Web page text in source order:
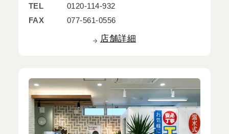
TEL
0120-114-932
FAX
077-561-0556
店舗詳細